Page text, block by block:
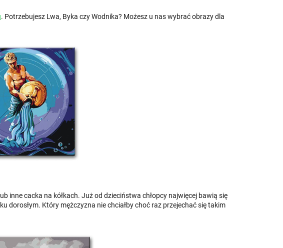
. Potrzebujesz Lwa, Byka czy Wodnika? Możesz u nas wybrać obrazy dla
inne cacka na kółkach. Już od dzieciństwa chłopcy najwięcej bawią się
dorosłym. Który mężczyzna nie chciałby choć raz przejechać się takim